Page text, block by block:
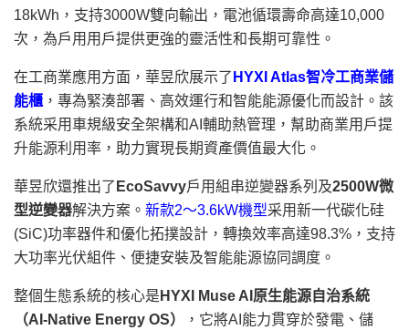
18kWh，支持3000W雙向輸出，電池循環壽命高達10,000
次，為戶用用戶提供更強的靈活性和長期可靠性。
在工商業應用方面，華昱欣展示了 HYXI Atlas智冷工商業儲
能櫃 ，專為緊湊部署、高效運行和智能能源優化而設計。該
系統采用車規級安全架構和AI輔助熱管理，幫助商業用戶提
升能源利用率，助力實現長期資產價值最大化。
華昱欣還推出了 EcoSavvy戶用組串逆變器系列及2500W微
型逆變器解決方案。 新款2～3.6kW機型采用新一代碳化硅
(SiC)功率器件和優化拓撲設計，轉換效率高達98.3%，支持
大功率光伏組件、便捷安裝及智能能源協同調度。
整個生態系統的核心是 HYXI Muse AI原生能源自治系統
（AI-Native Energy OS）
，它將AI能力貫穿於發電、儲